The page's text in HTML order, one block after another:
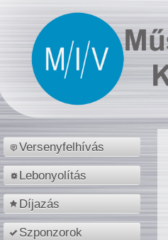
Versenyfelhívás
Lebonyolítás
Díjazás
Szponzorok